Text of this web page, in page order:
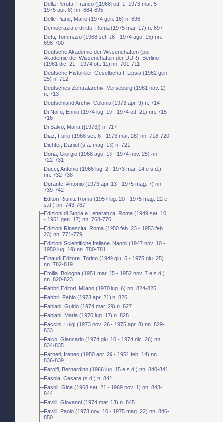
Della Peruta, Franco ([1968] ott. 1; 1973 mar. 5 -
1975 apr. 8) nn. 684-695
Delle Piane, Mario (1974 gen. 16) n. 696
Democrazia e diritto. Roma (1975 mar. 17) n. 697
Detti, Tommaso (1968 set. 16 - 1974 ago. 15) nn.
698-700
Deutsche Akademie der Wissenchaften (poi
Akademie der Wissenchaften der DDR). Berlino
(1961 dic. 21 - 1974 ott. 11) nn. 701-711
Deutsche Historiker-Gesellschaft. Lipsia (1962 gen.
25) n. 712
Deutsches Zentralarchiv. Merseburg (1961 nov. 2)
n. 713
Deutschland Archiv. Colonia (1973 apr. 9) n. 714
Di Nolfo, Ennio (1974 lug. 19 - 1974 ott. 21) nn. 715-
716
Di Salvo, Maria ([1973]) n. 717
Diaz, Furio (1968 set. 6 - 1973 mar. 26) nn. 718-720
Dichter, Daniel (s.a. mag. 13) n. 721
Doria, Giorgio (1968 ago. 13 - 1974 nov. 25) nn.
722-731
Ducci, Antonio (1966 lug. 2 - 1973 mar. 14 e s.d.)
nn. 732-738
Durante, Antonio (1973 apr. 13 - 1975 mag. 7) nn.
739-742
Editori Riuniti. Roma (1957 lug. 20 - 1975 mag. 22 e
s.d.) nn. 743-767
Edizioni di Storia e Letteratura. Roma (1949 set. 10
- 1951 gen. 17) nn. 768-770
Edizioni Rinascita. Roma (1950 feb. 23 - 1953 feb.
23) nn. 771-779
Edizioni Scientifiche Italiane. Napoli (1947 nov. 10 -
1950 lug. 19) nn. 780-781
Einaudi Editore. Torino (1949 giu. 5 - 1975 giu. 25)
nn. 782-819
Emilia. Bologna (1951 mar. 15 - 1952 nov. 7 e s.d.)
nn. 820-823
Fabbri Editori. Milano (1970 lug. 6) nn. 824-825
Fabbri, Fabio (1973 apr. 21) n. 826
Fabiani, Guido (1974 mar. 29) n. 827
Fabiani, Maria (1970 lug. 17) n. 828
Faccini, Luigi (1973 nov. 26 - 1975 apr. 8) nn. 829-
833
Falco, Giancarlo (1974 giu. 10 - 1974 dic. 26) nn.
834-835
Farneti, Ireneo (1950 apr. 20 - 1951 feb. 14) nn.
836-839
Farolfi, Bernardino (1966 lug. 15 e s.d.) nn. 840-841
Fasola, Cesare (s.d.) n. 842
Fasoli, Gina (1968 set. 21 - 1969 nov. 1) nn. 843-
844
Favilli, Giovanni (1974 mar. 13) n. 845
Favilli, Paolo (1973 nov. 10 - 1975 mag. 22) nn. 846-
850